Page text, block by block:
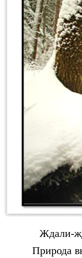
Ждали-
Природа